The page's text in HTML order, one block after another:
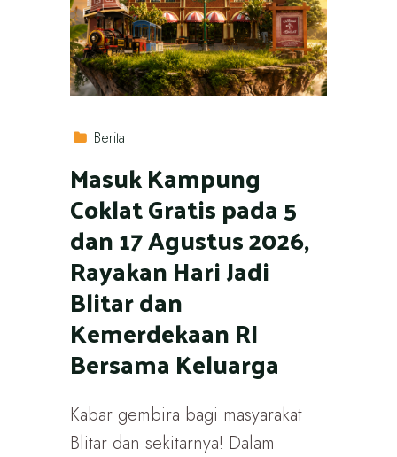
Berita
Masuk Kampung
Coklat Gratis pada 5
dan 17 Agustus 2026,
Rayakan Hari Jadi
Blitar dan
Kemerdekaan RI
Bersama Keluarga
Kabar gembira bagi masyarakat
Blitar dan sekitarnya! Dalam